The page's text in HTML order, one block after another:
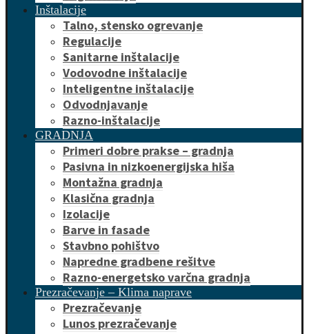
Inštalacije
Talno, stensko ogrevanje
Regulacije
Sanitarne inštalacije
Vodovodne inštalacije
Inteligentne inštalacije
Odvodnjavanje
Razno-inštalacije
GRADNJA
Primeri dobre prakse – gradnja
Pasivna in nizkoenergijska hiša
Montažna gradnja
Klasična gradnja
Izolacije
Barve in fasade
Stavbno pohištvo
Napredne gradbene rešitve
Razno-energetsko varčna gradnja
Prezračevanje – Klima naprave
Prezračevanje
Lunos prezračevanje